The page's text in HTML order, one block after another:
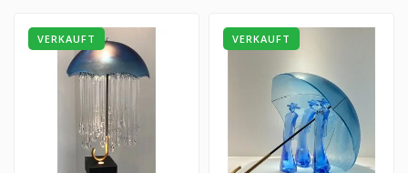
VERKAUFT VERKAUFT